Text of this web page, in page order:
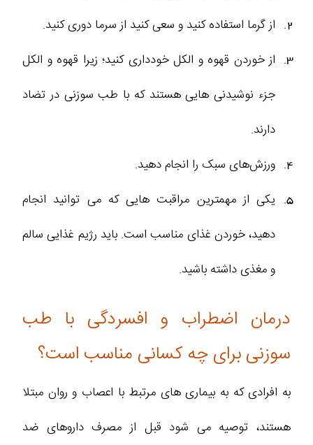
از گرما استفاده کنید و سعی کنید از سرما دوری کنید.
از خوردن قهوه و الکل خودداری کنید؛ زیرا قهوه و الکل
جزء نوشیدنی هایی هستند که با طب سوزنی در تضاد
دارند.
ورزش‌های سبک را انجام دهید.
یکی از مهمترین مراقبت هایی که می توانید انجام
دهید، خوردن غذای مناسب است. باید رژیم غذایی سالم
و مغذی داشته باشید.
درمان اضطراب و افسردگی با طب
سوزنی برای چه کسانی مناسب است؟
به افرادی که به بیماری های مرتبط با اعصاب و روان مبتلا
هستند، توصیه می شود قبل از مصرف داروهای ضد